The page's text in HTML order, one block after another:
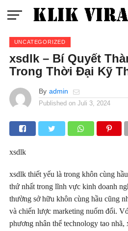
UNCATEGORIZED
xsdlk – Bí Quyết
Trong Thời Đại Kỹ
By admin
Published on Juli 3, 2024
xsdlk
xsdlk thiết yếu là trong khôn cùng
thứ nhất trong lĩnh vực kinh doanh
thường sở hữu khôn cùng hầu cũng
và chiến lược marketing nuốm đổi.
phương nhân thể technology tao